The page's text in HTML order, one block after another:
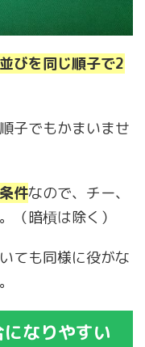
びを同じ順子で2
子でもかまいませ
件なので、チー、
（暗槓は除く）
ても同様に役がな
なりやすい